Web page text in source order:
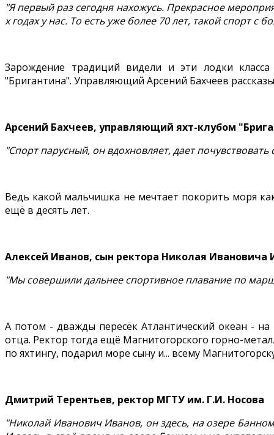
"Я первый раз сегодня нахожусь. Прекрасное
х годах у нас. То есть уже более 70 лет, такой спорт с
Зарождение традиций видели и эти лодки
"Бригантина". Управляющий Арсений Бахчеев
Арсений Бахчеев, управляющий яхт-клубом
"Спорт парусный, он вдохновляет, дает
Ведь какой мальчишка не мечтает покорить моря
ещё в десять лет.
Алексей Иванов, сын ректора Николая Ивановича
"Мы совершили дальнее спортивное плавание по
А потом - дважды пересёк Атлантический океан -
отца. Ректор тогда ещё Магнитогорского горно-
по яхтингу, подарил море сыну и... всему
Дмитрий Терентьев, ректор МГТУ им. Г.И. Носова
"Николай Иванович Иванов, он здесь, на озере